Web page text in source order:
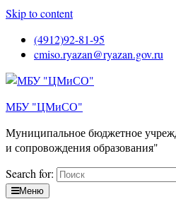
Skip to content
(4912)92-81-95
cmiso.ryazan@ryazan.gov.ru
МБУ "ЦМиСО"
Муниципальное бюджетное
и сопровождения образования"
Search for:
Меню